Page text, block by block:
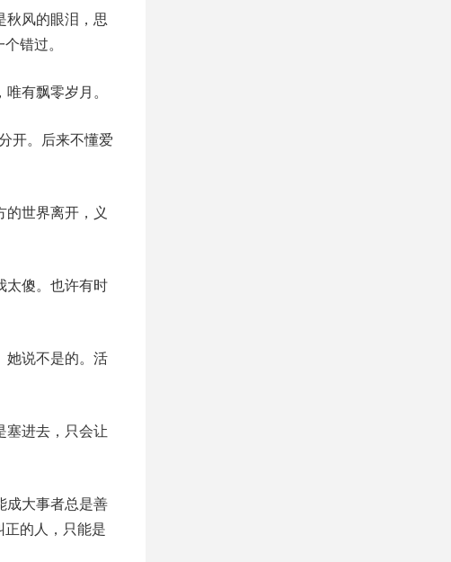
秋风的眼泪，思
错过。
有飘零岁月。
开。后来不懂爱
世界离开，义
太傻。也许有时
她说不是的。活
塞进去，只会让
成大事者总是善
的人，只能是